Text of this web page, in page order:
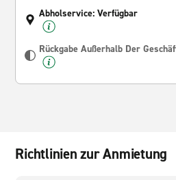
Abholservice: Verfügbar
Rückgabe Außerhalb Der
Richtlinien zur Anmietung